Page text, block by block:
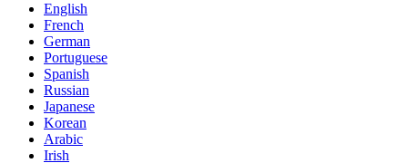
English
French
German
Portuguese
Spanish
Russian
Japanese
Korean
Arabic
Irish